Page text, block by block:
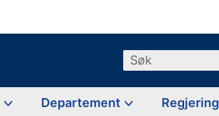
Søk
Departement Regjering